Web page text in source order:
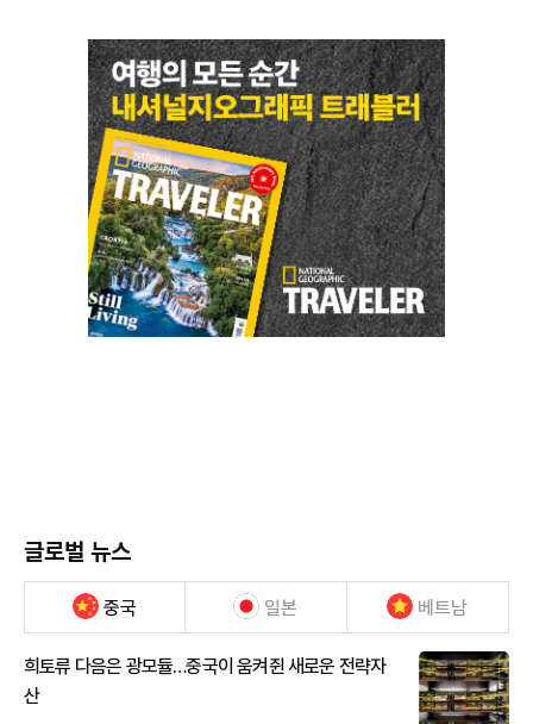
글로벌 뉴스
중국 일본 베트남
희토류 다음은 광모듈…중국이 움켜쥔 새로운 전략자
산